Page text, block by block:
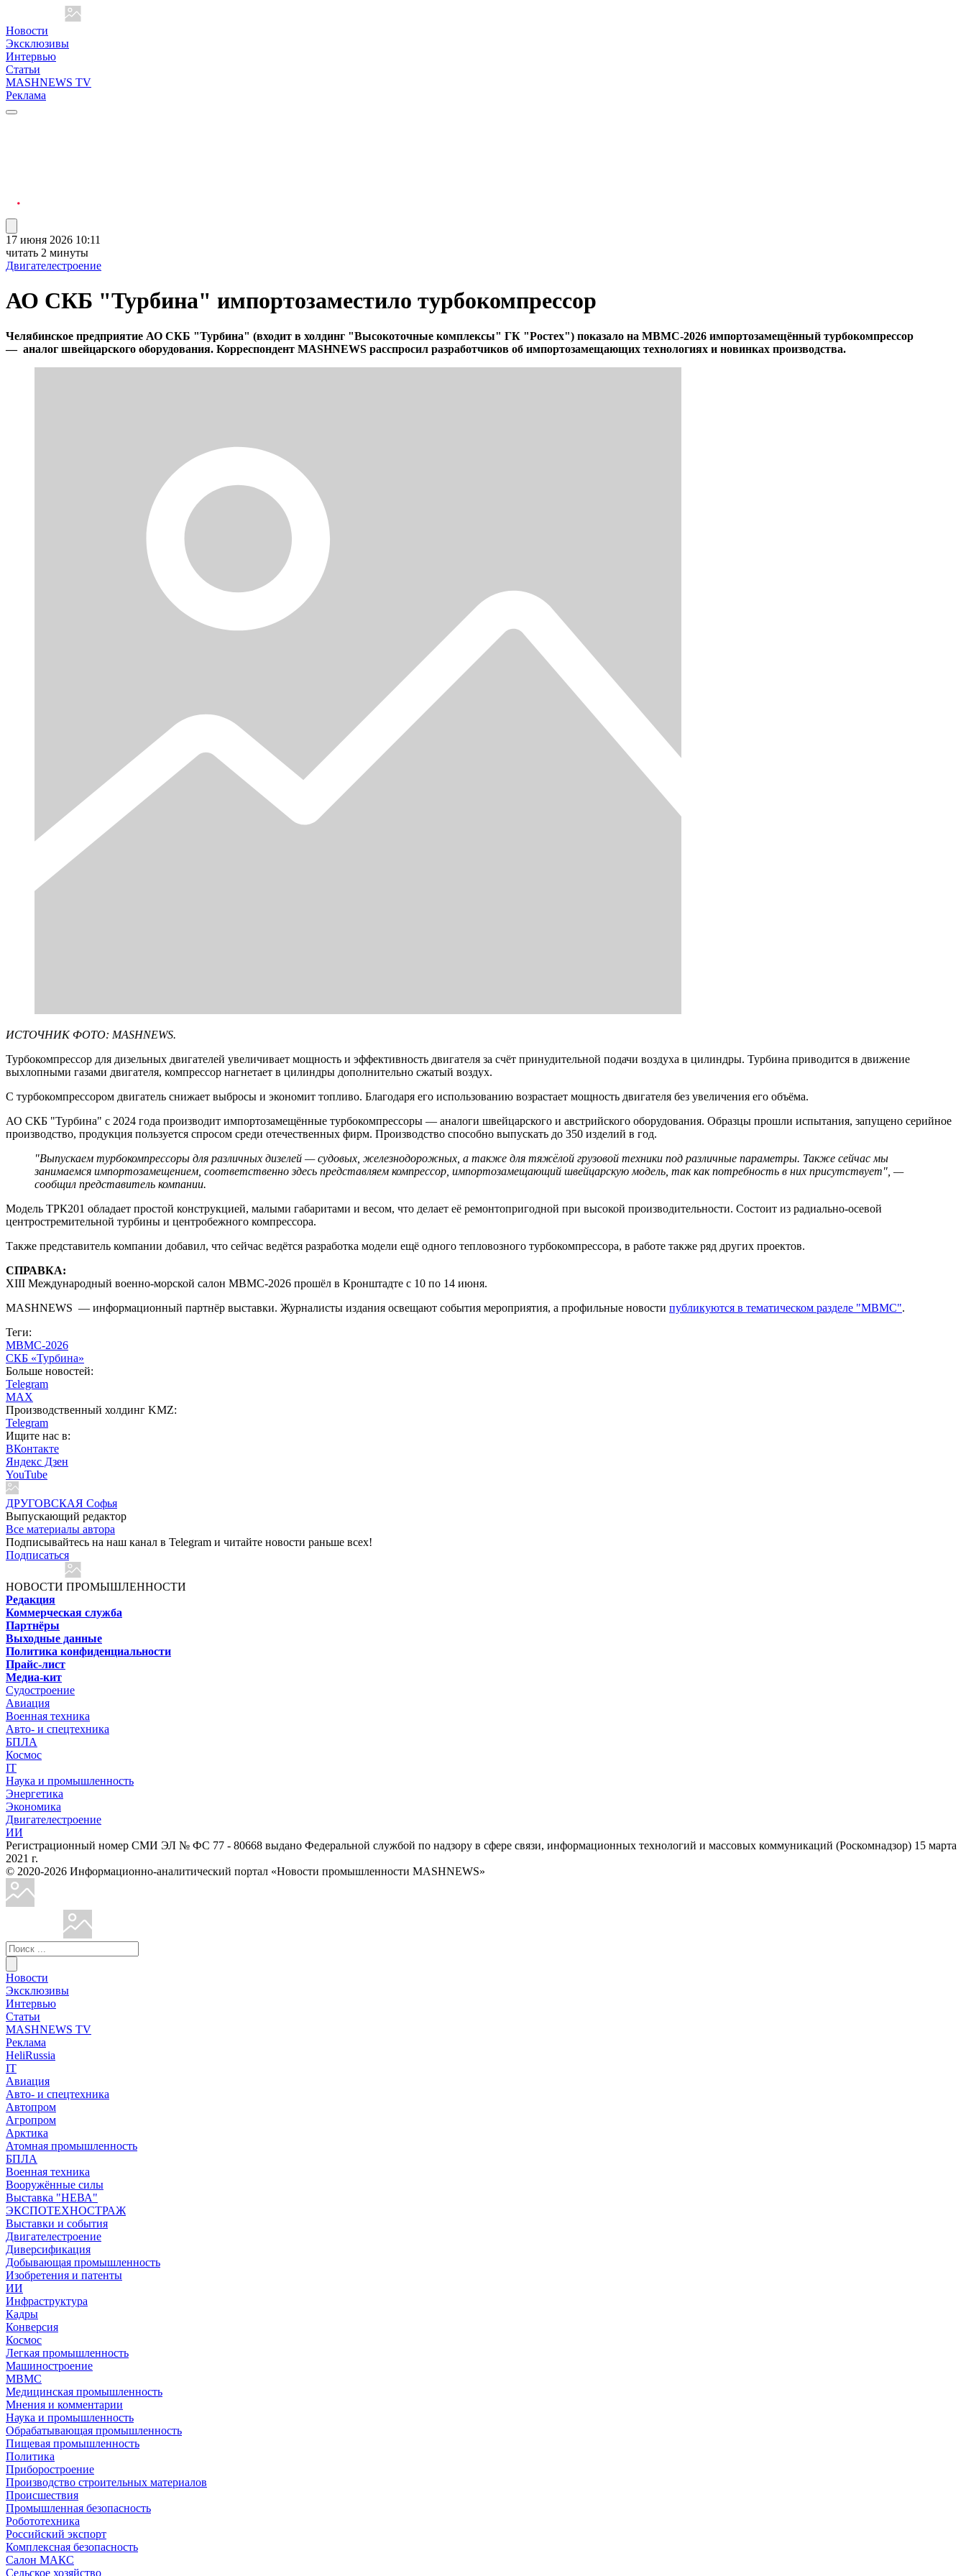
Новости
Эксклюзивы
Интервью
Статьи
MASHNEWS TV
Реклама
17 июня 2026 10:11
читать 2 минуты
Двигателестроение
АО СКБ "Турбина" импортозаместило турбокомпрессор
Челябинское предприятие АО СКБ "Турбина" (входит в холдинг "Высокоточные комплексы" ГК "Ростех") показало на МВМС-2026 импортозамещённый турбокомпрессор
— аналог швейцарского оборудования. Корреспондент MASHNEWS расспросил разработчиков об импортозамещающих технологиях и новинках производства.
ИСТОЧНИК ФОТО: MASHNEWS.
Турбокомпрессор для дизельных двигателей увеличивает мощность и эффективность двигателя за счёт принудительной подачи воздуха в цилиндры. Турбина приводится в движение
выхлопными газами двигателя, компрессор нагнетает в цилиндры дополнительно сжатый воздух.
С турбокомпрессором двигатель снижает выбросы и экономит топливо. Благодаря его использованию возрастает мощность двигателя без увеличения его объёма.
АО СКБ "Турбина" с 2024 года производит импортозамещённые турбокомпрессоры — аналоги швейцарского и австрийского оборудования. Образцы прошли испытания, запущено серийное
производство, продукция пользуется спросом среди отечественных фирм. Производство способно выпускать до 350 изделий в год.
"Выпускаем турбокомпрессоры для различных дизелей — судовых, железнодорожных, а также для тяжёлой грузовой техники под различные параметры. Также сейчас мы
занимаемся импортозамещением, соответственно здесь представляем компрессор, импортозамещающий швейцарскую модель, так как потребность в них присутствует", —
сообщил представитель компании.
Модель ТРК201 обладает простой конструкцией, малыми габаритами и весом, что делает её ремонтопригодной при высокой производительности. Состоит из радиально-осевой
центростремительной турбины и центробежного компрессора.
Также представитель компании добавил, что сейчас ведётся разработка модели ещё одного тепловозного турбокомпрессора, в работе также ряд других проектов.
СПРАВКА:
XIII Международный военно-морской салон МВМС-2026 прошёл в Кронштадте с 10 по 14 июня.
MASHNEWS — информационный партнёр выставки. Журналисты издания освещают события мероприятия, а профильные новости публикуются в тематическом разделе "МВМС".
Теги:
МВМС-2026
СКБ «Турбина»
Больше новостей:
Telegram
MAX
Производственный холдинг KMZ:
Telegram
Ищите нас в:
ВКонтакте
Яндекс Дзен
YouTube
ДРУГОВСКАЯ Софья
Выпускающий редактор
Все материалы автора
Подписывайтесь на наш канал в Telegram и читайте новости раньше всех!
Подписаться
НОВОСТИ ПРОМЫШЛЕННОСТИ
Редакция
Коммерческая служба
Партнёры
Выходные данные
Политика конфиденциальности
Прайс-лист
Медиа-кит
Судостроение
Авиация
Военная техника
Авто- и спецтехника
БПЛА
Космос
IT
Наука и промышленность
Энергетика
Экономика
Двигателестроение
ИИ
Регистрационный номер СМИ ЭЛ № ФС 77 - 80668 выдано Федеральной службой по надзору в сфере связи, информационных технологий и массовых коммуникаций (Роскомнадзор) 15 марта
2021 г.
© 2020-2026 Информационно-аналитический портал «Новости промышленности MASHNEWS»
Новости
Эксклюзивы
Интервью
Статьи
MASHNEWS TV
Реклама
HeliRussia
IT
Авиация
Авто- и спецтехника
Автопром
Агропром
Арктика
Атомная промышленность
БПЛА
Военная техника
Вооружённые силы
Выставка "НЕВА"
ЭКСПОТЕХНОСТРАЖ
Выставки и события
Двигателестроение
Диверсификация
Добывающая промышленность
Изобретения и патенты
ИИ
Инфраструктура
Кадры
Конверсия
Космос
Легкая промышленность
Машиностроение
МВМС
Медицинская промышленность
Мнения и комментарии
Наука и промышленность
Обрабатывающая промышленность
Пищевая промышленность
Политика
Приборостроение
Производство строительных материалов
Происшествия
Промышленная безопасность
Робототехника
Российский экспорт
Комплексная безопасность
Салон МАКС
Сельское хозяйство